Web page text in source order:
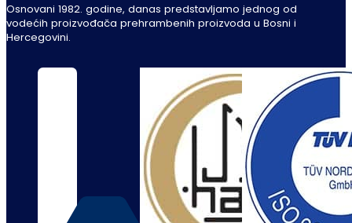
Osnovani 1982. godine, danas predstavljamo jednog od
vodećih proizvođača prehrambenih proizvoda u Bosni i
Hercegovini.